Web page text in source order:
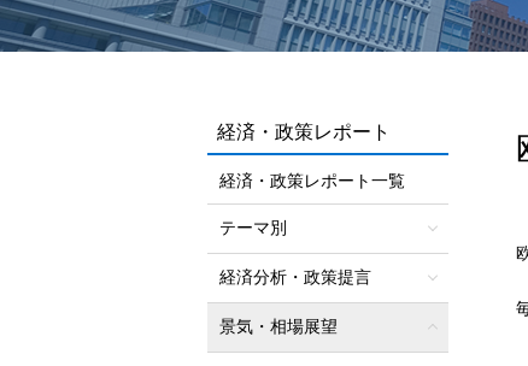
経済・政策レポート
経済・政策レポート一覧
テーマ別
経済分析・政策提言
景気・相場展望